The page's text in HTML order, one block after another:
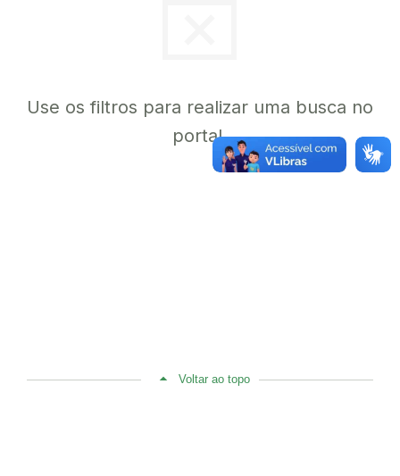
Use os filtros para realizar uma busca no
portal.
Voltar ao topo